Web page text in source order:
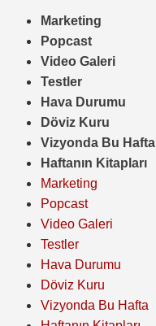
Marketing
Popcast
Video Galeri
Testler
Hava Durumu
Döviz Kuru
Vizyonda Bu Hafta
Haftanın Kitapları
Marketing
Popcast
Video Galeri
Testler
Hava Durumu
Döviz Kuru
Vizyonda Bu Hafta